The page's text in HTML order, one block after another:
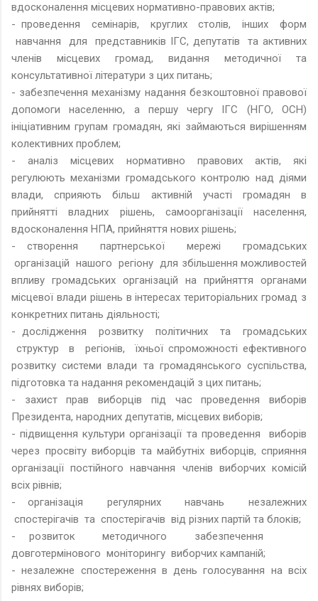
вдосконалення місцевих нормативно-правових актів;
- проведення семінарів, круглих столів, інших форм
навчання для представників ІГС, депутатів та активних
членів місцевих громад, видання методичної та
консультативної літератури з цих питань;
- забезпечення механізму надання безкоштовної правової
допомоги населенню, а першу чергу ІГС (НГО, ОСН)
ініціативним групам громадян, які займаються вирішенням
колективних проблем;
- аналіз місцевих нормативно правових актів, які
регулюють механізми громадського контролю над діями
влади, сприяють більш активній участі громадян в
прийнятті владних рішень, самоорганізації населення,
вдосконалення НПА, прийняття нових рішень;
- створення партнерської мережі громадських
організацій нашого регіону для збільшення можливостей
впливу громадських організацій на прийняття органами
місцевої влади рішень в інтересах територіальних громад з
конкретних питань діяльності;
- дослідження розвитку політичних та громадських
структур в регіонів, їхньої спроможності ефективного
розвитку системи влади та громадянського суспільства,
підготовка та надання рекомендацій з цих питань;
- захист прав виборців під час проведення виборів
Президента, народних депутатів, місцевих виборів;
- підвищення культури організації та проведення виборів
через просвіту виборців та майбутніх виборців, сприяння
організації постійного навчання членів виборчих комісій
всіх рівнів;
- організація регулярних навчань незалежних
спостерігачів та спостерігачів від різних партій та блоків;
- розвиток методичного забезпечення
довготермінового моніторингу виборчих кампаній;
- незалежне спостереження в день голосування на всіх
рівнях виборів;